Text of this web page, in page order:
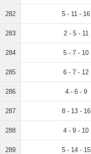
282 5 - 11 - 16
283 2 - 5 - 11
284 5 - 7 - 10
285 6 - 7 - 12
286 4 - 6 - 9
287 8 - 13 - 16
288 4 - 9 - 10
289 5 - 14 - 15